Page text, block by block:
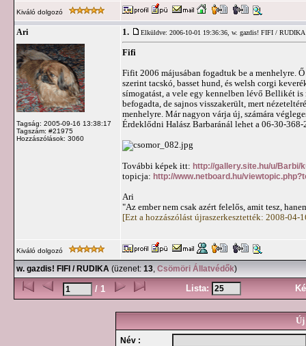
Kiváló dolgozó
Ari
Tagság: 2005-09-16 13:38:17
Tagszám: #21975
Hozzászólások: 3060
1. Elküldve: 2006-10-01 19:36:36, w. gazdis! FIFI / RUDIKA
Fifi
Fifit 2006 májusában fogadtuk be a menhelyre.
szerint tacskó, basset hund, és welsh corgi
símogatást, a vele egy kennelben lévő Bellikét
befogadta, de sajnos visszakerült, mert
menhelyre. Már nagyon várja új, számára
Érdeklődni Halász Barbaránál lehet a 06-30-368-
További képek itt: http://gallery.site.hu/u/Barbi/
topicja: http://www.netboard.hu/
Ari
"Az ember nem csak azért felelős, amit tesz,
[Ezt a hozzászólást újraszerkesztették: 2008-04-
Kiváló dolgozó
w. gazdis! FIFI / RUDIKA (üzenet: 13, Csömöri Állatvédők)
/ 1 Lista:
Új
Név :